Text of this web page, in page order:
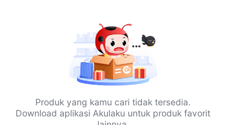
Produk yang kamu cari tidak tersedia.
Download aplikasi Akulaku untuk produk favorit